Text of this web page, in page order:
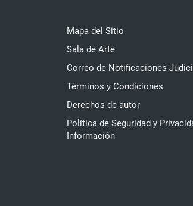
Mapa del Sitio
Sala de Arte
Correo de Notificaciones
Términos y Condiciones
Derechos de autor
Política de Seguridad y
Información